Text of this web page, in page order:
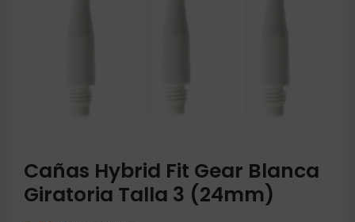
Cañas Hybrid Fit Gear Blanca
Giratoria Talla 3 (24mm)